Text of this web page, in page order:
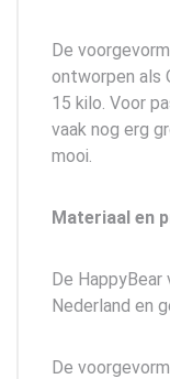
De
ontworpen als
15 kilo. Voor
vaak nog erg
mooi.
Materiaal en
De
Nederland en
De